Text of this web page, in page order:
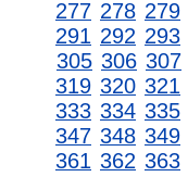
277 278 279
291 292 293
305 306 307
319 320 321
333 334 335
347 348 349
361 362 363